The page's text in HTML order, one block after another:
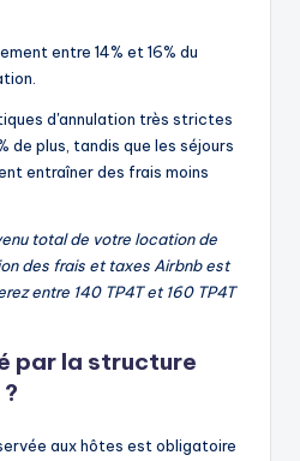
entre 14% et 16% du
d'annulation très strictes
de plus, tandis que les séjours
entraîner des frais moins
total de votre location de
des frais et taxes Airbnb est
entre 140 TP4T et 160 TP4T
par la structure
aux hôtes est obligatoire